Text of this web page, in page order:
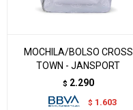
MOCHILA/BOLSO CROSS
TOWN - JANSPORT
$ 2.290
$ 1.603